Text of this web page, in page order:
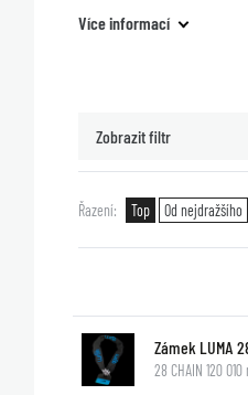
Více informací
Zobrazit filtr
Řazení Top Od nejdražšího
Zámek LUMA
28 CHAIN 120